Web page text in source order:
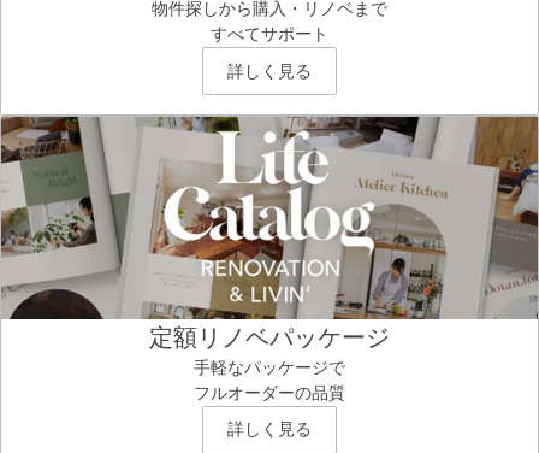
物件探しから購入・リノベまで
すべてサポート
詳しく見る
定額リノベパッケージ
手軽なパッケージで
フルオーダーの品質
詳しく見る